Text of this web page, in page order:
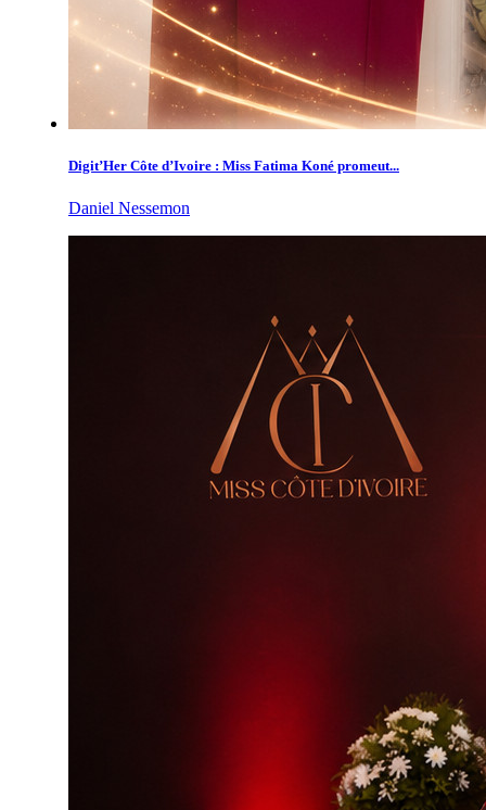
Digit’Her Côte d’Ivoire : Miss Fatima Koné promeut...
Daniel Nessemon